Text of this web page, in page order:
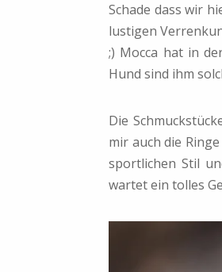
Schade dass wir
lustigen
;) Mocca hat in
Hund sind ihm
Die
mir auch die
sportlichen Stil
wartet ein tolles